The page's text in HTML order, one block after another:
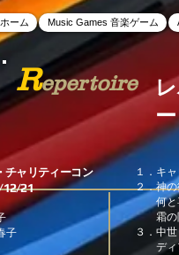
ーム Music Games 音楽ゲーム
Repertoire
ー
チャリティーコン
12/21
子
１．キ
２．神
何と喜
霜の降
３．中
ディア